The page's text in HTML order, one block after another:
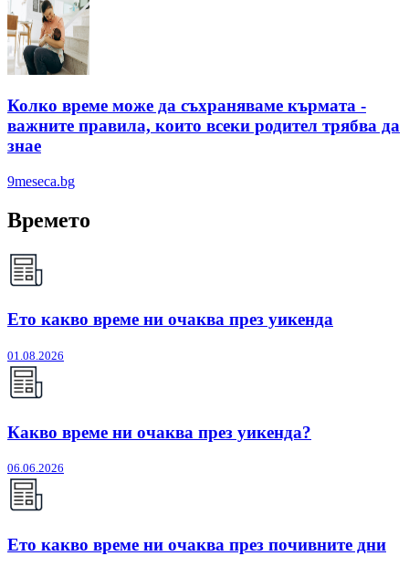
Колко време може да съхраняваме кърмата -
важните правила, които всеки родител трябва да
знае
9meseca.bg
Времето
Ето какво време ни очаква през уикенда
01.08.2026
Какво време ни очаква през уикенда?
06.06.2026
Ето какво време ни очаква през почивните дни